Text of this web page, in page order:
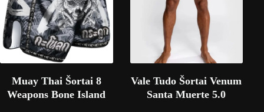
Muay Thai Šortai 8
Weapons Bone Island
Vale Tudo Šortai Venum
Santa Muerte 5.0